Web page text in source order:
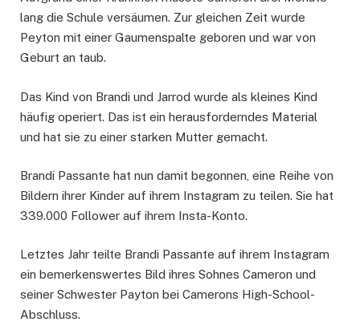
lang die Schule versäumen. Zur gleichen Zeit wurde
Peyton mit einer Gaumenspalte geboren und war von
Geburt an taub.
Das Kind von Brandi und Jarrod wurde als kleines Kind
häufig operiert. Das ist ein herausforderndes Material
und hat sie zu einer starken Mutter gemacht.
Brandi Passante hat nun damit begonnen, eine Reihe von
Bildern ihrer Kinder auf ihrem Instagram zu teilen. Sie hat
339.000 Follower auf ihrem Insta-Konto.
Letztes Jahr teilte Brandi Passante auf ihrem Instagram
ein bemerkenswertes Bild ihres Sohnes Cameron und
seiner Schwester Payton bei Camerons High-School-
Abschluss.